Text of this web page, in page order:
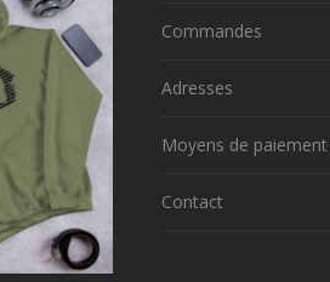
Commandes
Adresses
Moyens de paiement
Contact